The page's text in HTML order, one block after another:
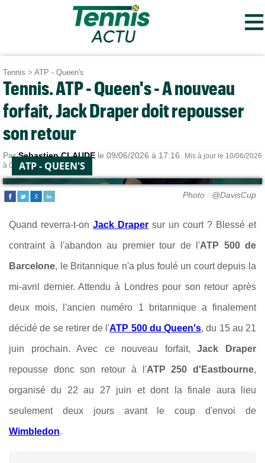
≡
Tennis > ATP - Queen's
Tennis. ATP - Queen's - A nouveau
forfait, Jack Draper doit repousser
son retour
ParSebastien CLAUDE le 09/06/2026 à 17:16.
Mis à jour le 10/06/2026
à 07:34.ATP - QUEEN'S
Photo : @DavisCup
Quand reverra-t-on Jack Draper sur un court ? Blessé et
contraint à l'abandon au premier tour de l'ATP 500 de
Barcelone, le Britannique n'a plus foulé un court depuis la
mi-avril dernier. Attendu à Londres pour son retour après
deux mois, l'ancien numéro 1 britannique a finalement
décidé de se retirer de l'ATP 500 du Queen's, du 15 au 21
juin prochain. Avec ce nouveau forfait, Jack Draper
repousse donc son retour à l'ATP 250 d'Eastbourne,
organisé du 22 au 27 juin et dont la finale aura lieu
seulement deux jours avant le coup d'envoi de
Wimbledon.